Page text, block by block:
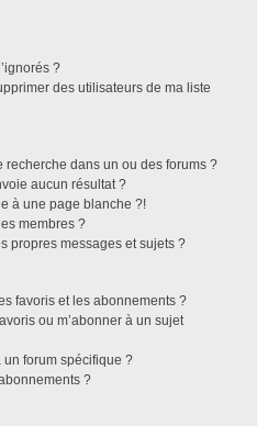
?
des utilisateurs de ma liste
recherche dans un ou des forums ?
aucun résultat ?
à une page blanche ?!
membres ?
propres messages et sujets ?
favoris et les abonnements ?
ou m’abonner à un sujet
un forum spécifique ?
?